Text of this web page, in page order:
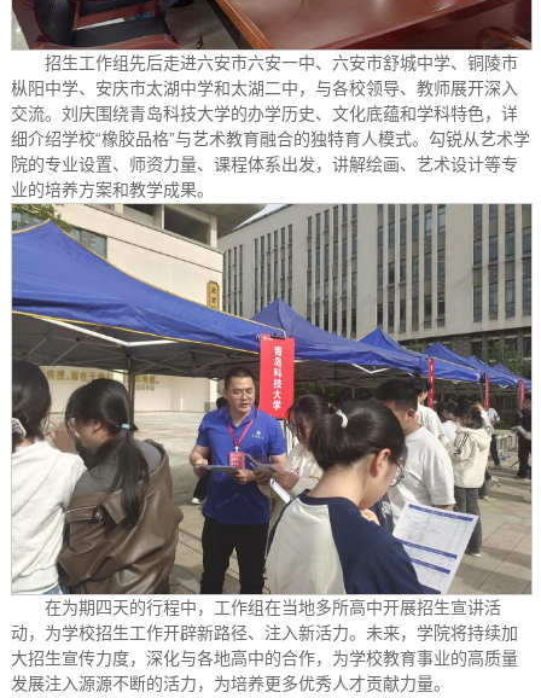
招生工作组先后走进六安市六安一中、六安市舒城中学、铜陵市
枞阳中学、安庆市太湖中学和太湖二中，与各校领导、教师展开深入
交流。刘庆围绕青岛科技大学的办学历史、文化底蕴和学科特色，详
细介绍学校“橡胶品格”与艺术教育融合的独特育人模式。勾锐从艺术学
院的专业设置、师资力量、课程体系出发，讲解绘画、艺术设计等专
业的培养方案和教学成果。
在为期四天的行程中，工作组在当地多所高中开展招生宣讲活
动，为学校招生工作开辟新路径、注入新活力。未来，学院将持续加
大招生宣传力度，深化与各地高中的合作，为学校教育事业的高质量
发展注入源源不断的活力，为培养更多优秀人才贡献力量。